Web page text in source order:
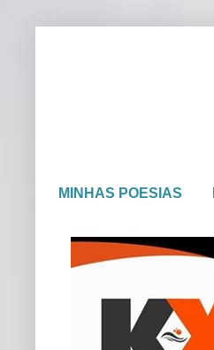
MINHAS POESIAS